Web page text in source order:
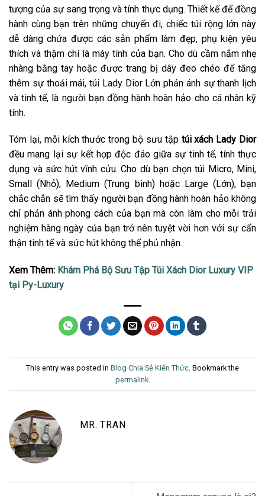
tượng của sự sang trọng và tính thực dụng. Thiết kế để đồng
hành cùng bạn trên những chuyến đi, chiếc túi rộng lớn này
dễ dàng chứa được các sản phẩm làm đẹp, phụ kiện yêu
thích và thậm chí là máy tính của bạn. Cho dù cầm nắm nhẹ
nhàng bằng tay hoặc được trang bị dây đeo chéo để tăng
thêm sự thoải mái, túi Lady Dior Lớn phản ánh sự thanh lịch
và tinh tế, là người bạn đồng hành hoàn hảo cho cá nhân kỹ
tính.
Tóm lại, mỗi kích thước trong bộ sưu tập túi xách Lady Dior
đều mang lại sự kết hợp độc đáo giữa sự tinh tế, tính thực
dụng và sức hút vĩnh cửu. Cho dù bạn chọn túi Micro, Mini,
Small (Nhỏ), Medium (Trung bình) hoặc Large (Lớn), bạn
chắc chắn sẽ tìm thấy người bạn đồng hành hoàn hảo không
chỉ phản ánh phong cách của bạn mà còn làm cho mỗi trải
nghiệm hàng ngày của bạn trở nên tuyệt vời hơn với sự cẩn
thận tinh tế và sức hút không thể phủ nhận.
Xem Thêm: Khám Phá Bộ Sưu Tập Túi Xách Dior Luxury VIP
tại Py-Luxury
This entry was posted in Blog Chia Sẻ Kiến Thức . Bookmark the
permalink.
MR. TRAN